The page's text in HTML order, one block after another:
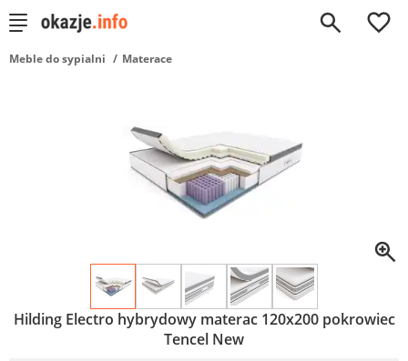
0
Meble do sypialni Materace
Hilding Electro hybrydowy materac 120x200 pokrowiec
Tencel New